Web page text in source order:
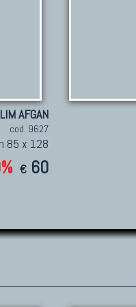
AFGAN
cod. 9627
85 x 128
€ 60